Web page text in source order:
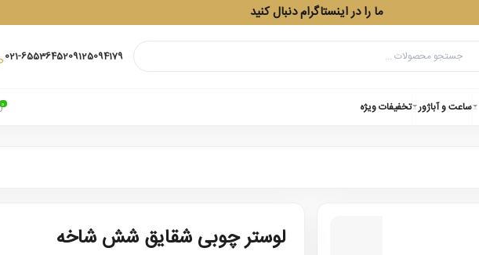
ما را در اینستاگرام دنبال کنید
021-6553645209125094179
0 ساعت و آباژور تخفیفات ویژه
لوستر چوبی شقایق شش شاخه